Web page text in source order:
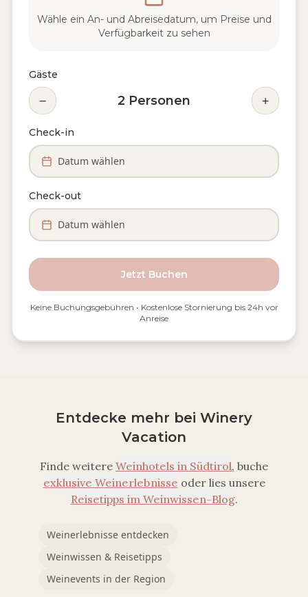
Wähle ein An- und Abreisedatum, um Preise und
Verfügbarkeit zu sehen
Gäste
− 2 Personen +
Check-in
Datum wählen
Check-out
Datum wählen
Jetzt Buchen
Keine Buchungsgebühren • Kostenlose Stornierung bis 24h vor
Anreise
Entdecke mehr bei Winery
Vacation
Finde weitere Weinhotels in Südtirol, buche
exklusive Weinerlebnisse oder lies unsere
Reisetipps im Weinwissen-Blog.
Weinerlebnisse entdecken
Weinwissen & Reisetipps
Weinevents in der Region